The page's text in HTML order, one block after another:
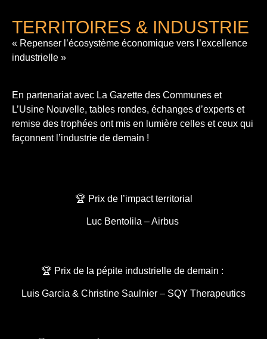
TERRITOIRES & INDUSTRIE
« Repenser l’écosystème économique vers l’excellence
industrielle »
En partenariat avec La Gazette des Communes et
L’Usine Nouvelle, tables rondes, échanges d’experts et
remise des trophées ont mis en lumière celles et ceux qui
façonnent l’industrie de demain !
🏆 Prix de l’impact territorial
Luc Bentolila – Airbus
🏆 Prix de la pépite industrielle de demain :
Luis Garcia & Christine Saulnier – SQY Therapeutics